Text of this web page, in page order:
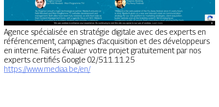
Agence spécialisée en stratégie digitale avec des experts en
référencement, campagnes d'acquisition et des développeurs
en interne. Faites évaluer votre projet gratuitement par nos
experts certifiés Google 02/511.11.25
https://www.mediaa.be/en/